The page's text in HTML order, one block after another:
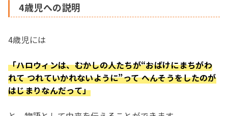
4歳児への説明
4歳児には
「ハロウィンは、むかしの人たちが“おばけにまちがわ
れて つれていかれないように”って へんそうをしたのが
はじまりなんだって」